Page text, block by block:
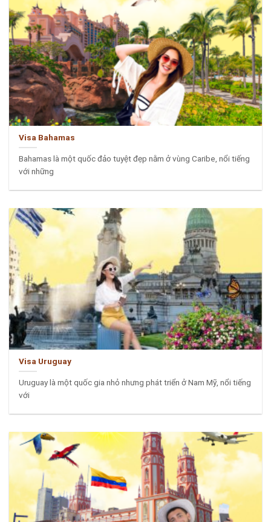
Visa Bahamas
Bahamas là một quốc đảo tuyệt đẹp nằm ở vùng Caribe, nổi tiếng
với những
Visa Uruguay
Uruguay là một quốc gia nhỏ nhưng phát triển ở Nam Mỹ, nổi tiếng
với